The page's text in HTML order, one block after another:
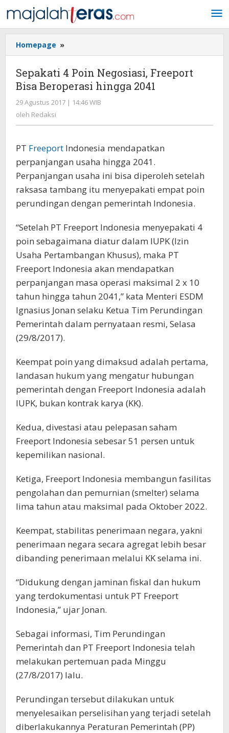
ke
konten
Homepage »
4
Negosiasi,
Freeport
Bisa
Beroperasi
Sepakati 4 Poin Negosiasi, Freeport
Bisa Beroperasi hingga 2041
29 Agustus 2017 | 14:46 WIB
oleh Redaksi
PT Freeport Indonesia mendapatkan
perpanjangan usaha hingga 2041.
Perpanjangan usaha ini bisa diperoleh setelah
raksasa tambang itu menyepakati empat poin
perundingan dengan pemerintah Indonesia.
“Setelah PT Freeport Indonesia menyepakati 4
poin sebagaimana diatur dalam IUPK (Izin
Usaha Pertambangan Khusus), maka PT
Freeport Indonesia akan mendapatkan
perpanjangan masa operasi maksimal 2 x 10
tahun hingga tahun 2041,” kata Menteri ESDM
Ignasius Jonan selaku Ketua Tim Perundingan
Pemerintah dalam pernyataan resmi, Selasa
(29/8/2017).
Keempat poin yang dimaksud adalah pertama,
landasan hukum yang mengatur hubungan
pemerintah dengan Freeport Indonesia adalah
IUPK, bukan kontrak karya (KK).
Kedua, divestasi atau pelepasan saham
Freeport Indonesia sebesar 51 persen untuk
kepemilikan nasional.
Ketiga, Freeport Indonesia membangun fasilitas
pengolahan dan pemurnian (smelter) selama
lima tahun atau maksimal pada Oktober 2022.
Keempat, stabilitas penerimaan negara, yakni
penerimaan negara secara agregat lebih besar
dibanding penerimaan melalui KK selama ini.
“Didukung dengan jaminan fiskal dan hukum
yang terdokumentasi untuk PT Freeport
Indonesia,” ujar Jonan.
Sebagai informasi, Tim Perundingan
Pemerintah dan PT Freeport Indonesia telah
melakukan pertemuan pada Minggu
(27/8/2017) lalu.
Perundingan tersebut dilakukan untuk
menyelesaikan perselisihan yang terjadi setelah
diberlakukannya Peraturan Pemerintah (PP)